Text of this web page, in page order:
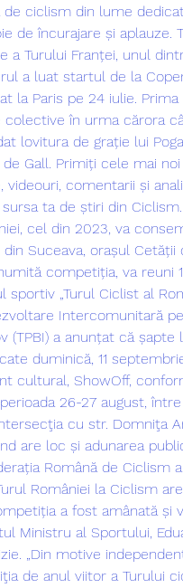
ciclism din lume
de încurajare și aplauze.
a Turului Franței, unul
a luat startul de la
la Paris pe 24 iulie.
colective în urma cărora
lovitura de grație lui
Gall. Primiți cele mai
videouri, comentarii și
ta de știri din
cel din 2023, va
Suceava, orașul Cetății
competiția, va reuni
sportiv „Turul Ciclist al
Intercomunitară
(TPBI) a anunțat că șapte
duminică, 11
cultural, ShowOff,
26-27 august,
cu str. Domniţa
are loc și adunarea
Română de Ciclism
României la Ciclism
a fost amânată și
Ministru al Sportului,
„Din motive
de anul viitor a Turului